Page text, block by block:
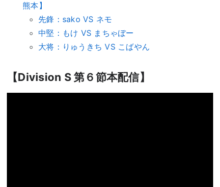
熊本】
先鋒：sako VS ネモ
中堅：もけ VS まちゃぼー
大将：りゅうきち VS こばやん
【Division S 第６節本配信】